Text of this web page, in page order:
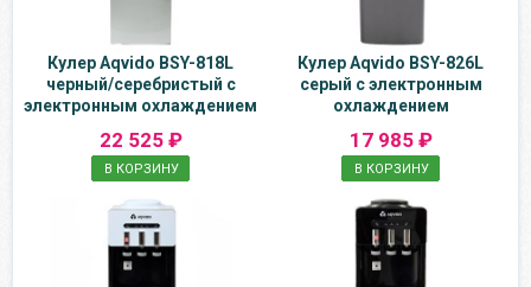
Кулер Aqvido BSY-818L
черный/серебристый с
электронным охлаждением
22 525 ₽
В КОРЗИНУ
Кулер Aqvido BSY-826L
серый с электронным
охлаждением
17 985 ₽
В КОРЗИНУ